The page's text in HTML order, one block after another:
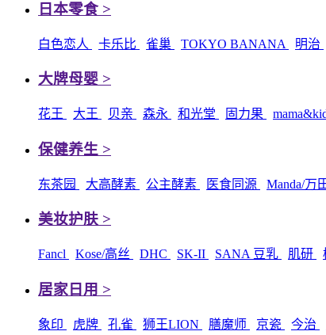
日本零食 >
白色恋人 卡乐比 雀巢 TOKYO BANANA 明治
大牌母婴 >
花王 大王 贝亲 森永 和光堂 固力果
保健养生 >
东茶园 大高酵素 公主酵素 医食同源 Manda/万
美妆护肤 >
Fancl Kose/高丝 DHC SK-II SANA 豆乳 肌研
居家日用 >
象印 虎牌 孔雀 狮王LION 膳魔师 京瓷 今治